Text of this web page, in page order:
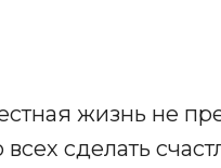
жизнь не
сделать